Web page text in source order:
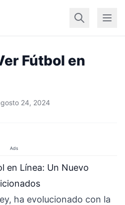
InícioGeral
Fútbol en
24, 2024
Ads
en Línea: Un Nuevo
ha evolucionado con la